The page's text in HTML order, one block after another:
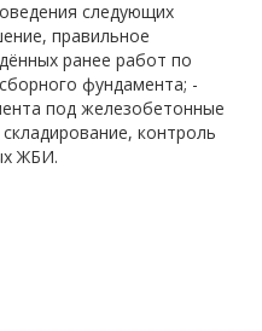
следующих
правильное
ранее работ по
фундамента; -
под железобетонные
контроль
ЖБИ.